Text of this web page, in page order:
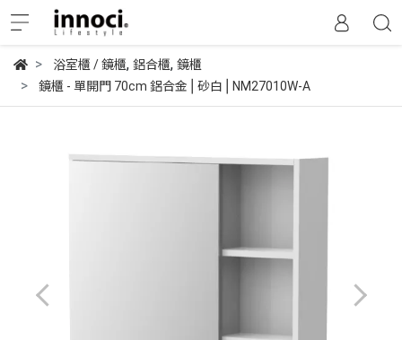
浴室櫃 / 鏡櫃, 鋁合櫃, 鏡櫃
鏡櫃 - 單開門 70cm 鋁合金⎪砂白⎪NM27010W-A